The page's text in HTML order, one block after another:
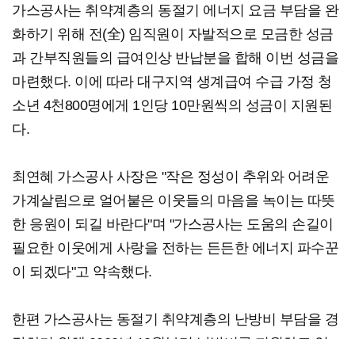
가스공사는 취약계층의 동절기 에너지 요금 부담을 완
화하기 위해 전(全) 임직원이 자발적으로 모금한 성금
과 간부직원들의 급여인상 반납분을 합해 이번 성금을
마련했다. 이에 따라 대구지역 생계급여 수급 가정 청
소년 4천800명에게 1인당 10만원씩의 성금이 지원된
다.
최연혜 가스공사 사장은 "작은 정성이 추위와 어려운
가계살림으로 얼어붙은 이웃들의 마음을 녹이는 따뜻
한 응원이 되길 바란다"며 "가스공사는 도움의 손길이
필요한 이웃에게 사랑을 전하는 든든한 에너지 파수꾼
이 되겠다"고 약속했다.
한편 가스공사는 동절기 취약계층의 난방비 부담을 경